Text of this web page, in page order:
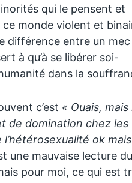
qui le pensent et
monde violent et
différence entre un
à qu’à se libérer soi-
dans la
c’est « Ouais, mais
de domination chez les
ok mais
une mauvaise lecture du
pour moi, ce qui est